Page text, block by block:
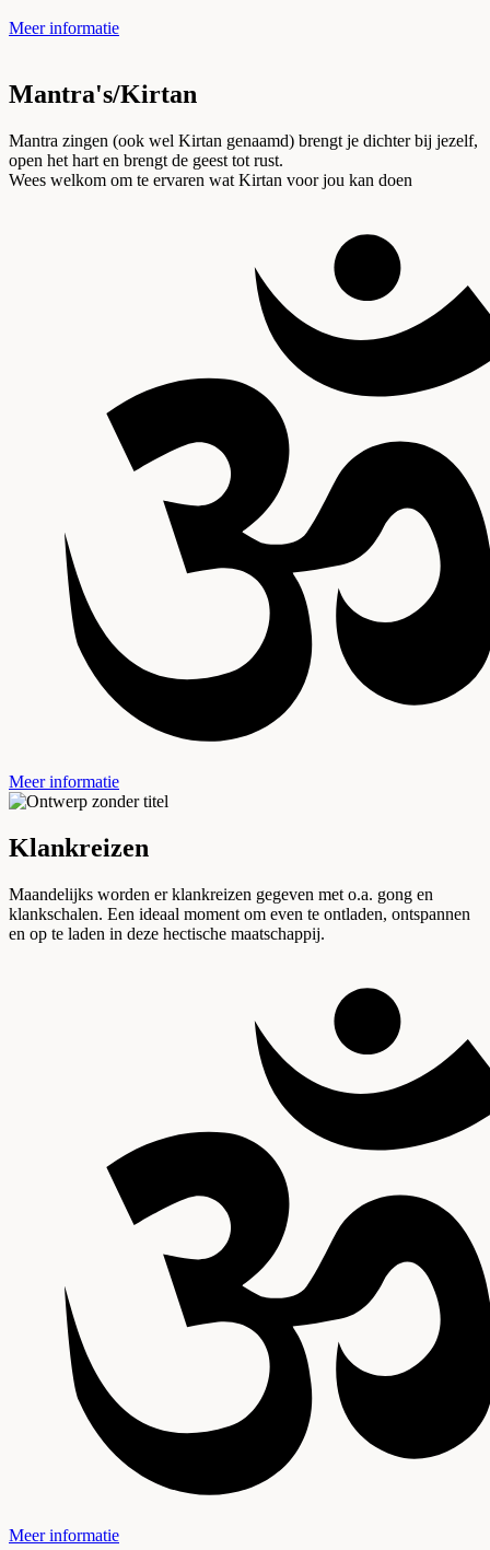
Meer informatie
Mantra's/Kirtan
Mantra zingen (ook wel Kirtan genaamd) brengt je dichter bij jezelf,
open het hart en brengt de geest tot rust.
Wees welkom om te ervaren wat Kirtan voor jou kan doen
Meer informatie
Klankreizen
Maandelijks worden er klankreizen gegeven met o.a. gong en
klankschalen. Een ideaal moment om even te ontladen, ontspannen
en op te laden in deze hectische maatschappij.
Meer informatie